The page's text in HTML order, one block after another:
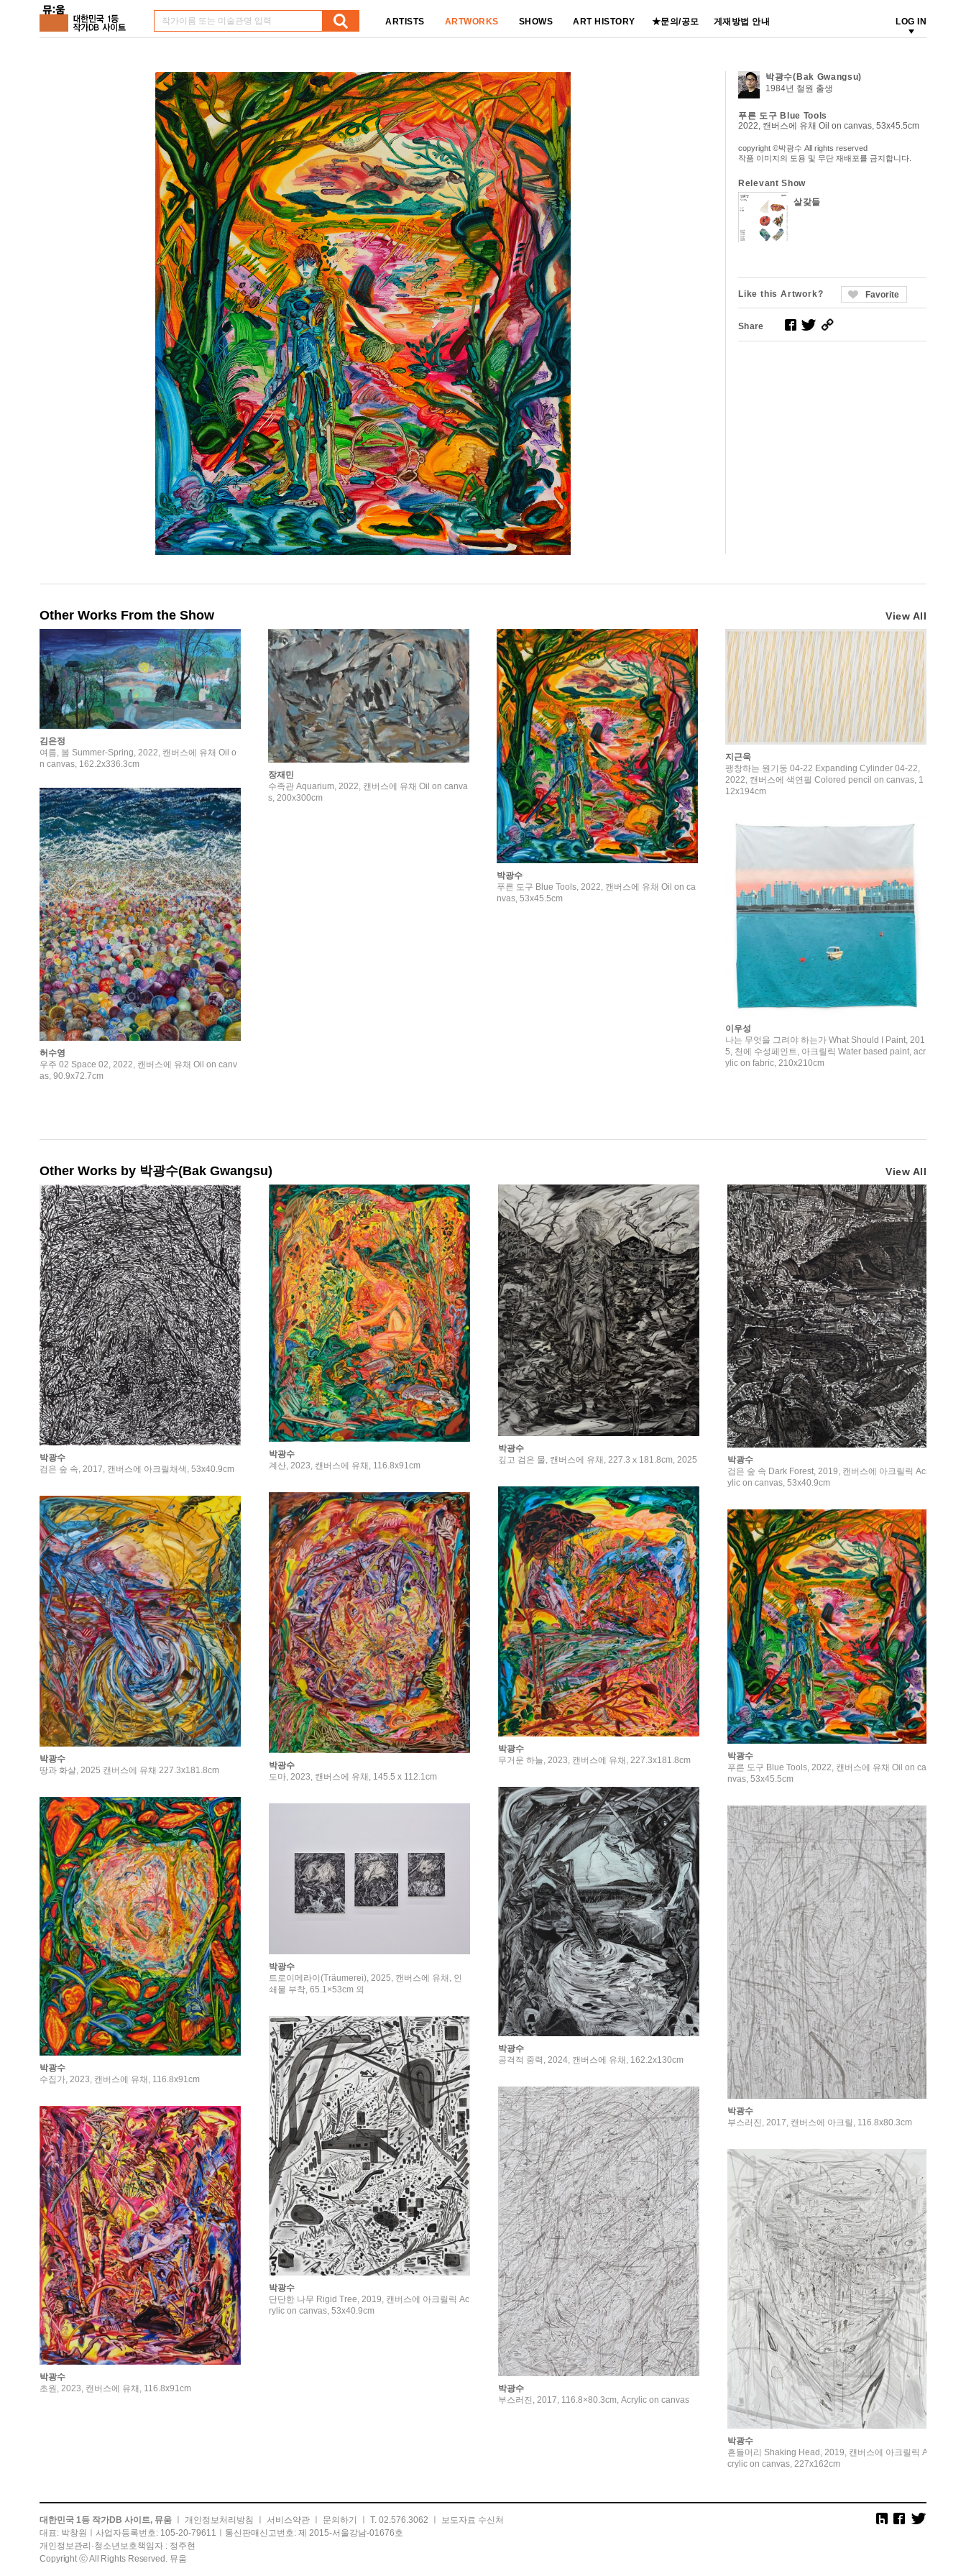
ARTISTS ARTWORKS SHOWS ART HISTORY ★문의/공모 게재방법 안내 LOG IN
박광수(Bak Gwangsu)
1984년 철원 출생
푸른 도구 Blue Tools
2022, 캔버스에 유채 Oil on canvas, 53x45.5cm
copyright ©박광수 All rights reserved
작품 이미지의 도용 및 무단 재배포를 금지합니다.
Relevant Show
살갗들
Like this Artwork? Favorite
Share
Other Works From the Show View All
김은정
여름, 봄 Summer-Spring, 2022, 캔버스에 유채 Oil o
n canvas, 162.2x336.3cm
장재민
수족관 Aquarium, 2022, 캔버스에 유채 Oil on canva
s, 200x300cm
박광수
푸른 도구 Blue Tools, 2022, 캔버스에 유채 Oil on ca
nvas, 53x45.5cm
지근욱
팽창하는 원기둥 04-22 Expanding Cylinder 04-22,
2022, 캔버스에 색연필 Colored pencil on canvas, 1
12x194cm
허수영
우주 02 Space 02, 2022, 캔버스에 유채 Oil on canv
as, 90.9x72.7cm
이우성
나는 무엇을 그려야 하는가 What Should I Paint, 201
5, 천에 수성페인트, 아크릴릭 Water based paint, acr
ylic on fabric, 210x210cm
Other Works by 박광수(Bak Gwangsu) View All
박광수
검은 숲 속, 2017, 캔버스에 아크릴채색, 53x40.9cm
박광수
계산, 2023, 캔버스에 유채, 116.8x91cm
박광수
깊고 검은 물, 캔버스에 유채, 227.3ⅹ181.8cm, 2025
박광수
검은 숲 속 Dark Forest, 2019, 캔버스에 아크릴릭 Acr
ylic on canvas, 53x40.9cm
박광수
무거운 하늘, 2023, 캔버스에 유채, 227.3x181.8cm
박광수
도마, 2023, 캔버스에 유채, 145.5 x 112.1cm
박광수
땅과 화살, 2025 캔버스에 유채 227.3x181.8cm
박광수
푸른 도구 Blue Tools, 2022, 캔버스에 유채 Oil on ca
nvas, 53x45.5cm
박광수
공격적 중력, 2024, 캔버스에 유채, 162.2x130cm
박광수
수집가, 2023, 캔버스에 유채, 116.8x91cm
박광수
트로이메라이(Träumerei), 2025, 캔버스에 유채, 인
쇄물 부착, 65.1×53cm 외
박광수
부스러진, 2017, 캔버스에 아크릴, 116.8x80.3cm
박광수
단단한 나무 Rigid Tree, 2019, 캔버스에 아크릴릭 Ac
rylic on canvas, 53x40.9cm
박광수
부스러진, 2017, 116.8×80.3cm, Acrylic on canvas
박광수
초원, 2023, 캔버스에 유채, 116.8x91cm
박광수
흔들머리 Shaking Head, 2019, 캔버스에 아크릴릭 A
crylic on canvas, 227x162cm
대한민국 1등 작가DB 사이트, 뮤움 개인정보처리방침 서비스약관 문의하기 ㅣ T. 02.576.3062 ㅣ 보도자료 수신처
대표: 박창원ㅣ사업자등록번호: 105-20-79611ㅣ통신판매신고번호: 제 2015-서울강남-01676호
개인정보관리·청소년보호책임자 : 정주현
Copyright ⓒ All Rights Reserved. 뮤움